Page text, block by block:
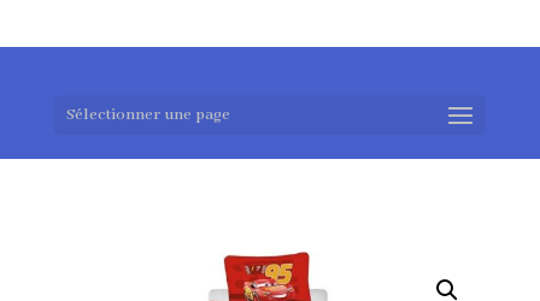
Sélectionner une page